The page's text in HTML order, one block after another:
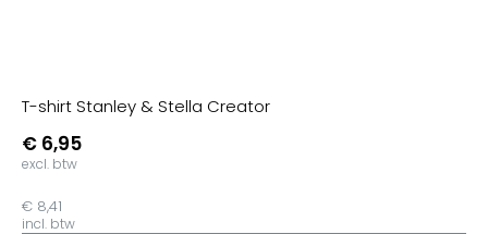
T-shirt Stanley & Stella Creator
€ 6,95
excl. btw
€ 8,41
incl. btw